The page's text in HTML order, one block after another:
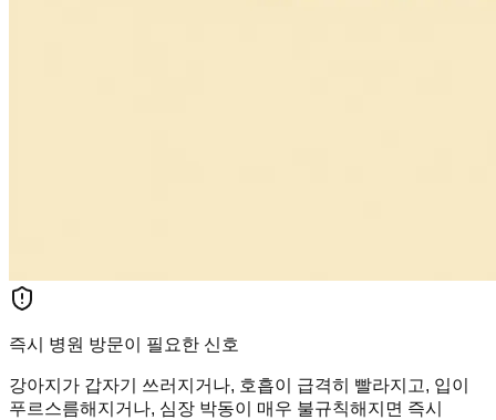
즉시 병원 방문이 필요한 신호
강아지가 갑자기 쓰러지거나, 호흡이 급격히 빨라지고, 입이
푸르스름해지거나, 심장 박동이 매우 불규칙해지면 즉시